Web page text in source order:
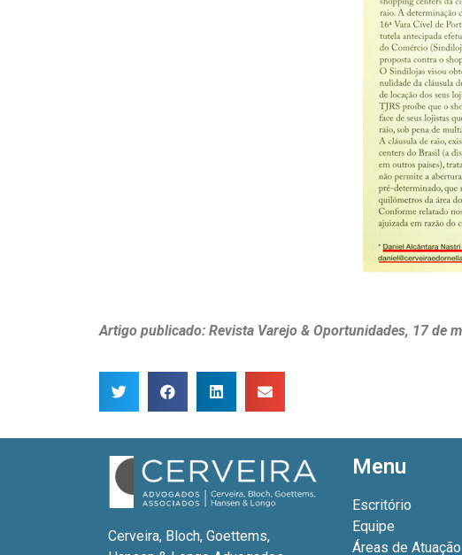
Artigo publicado: Revista Varejo & Oportunidades, 17 de
Cerveira, Bloch, Goettems,
Menu
Escritório
Equipe
Áreas de Atuação